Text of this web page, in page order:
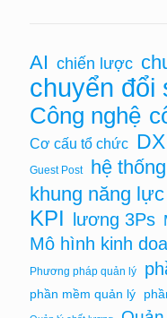
AI chiến lược
chuyển đổi
Công nghệ
Cơ cấu tổ chức DX
Guest Post hệ
khung năng lực
KPI lương 3Ps
Mô hình kinh
Phương pháp quản lý
phần mềm quản lý